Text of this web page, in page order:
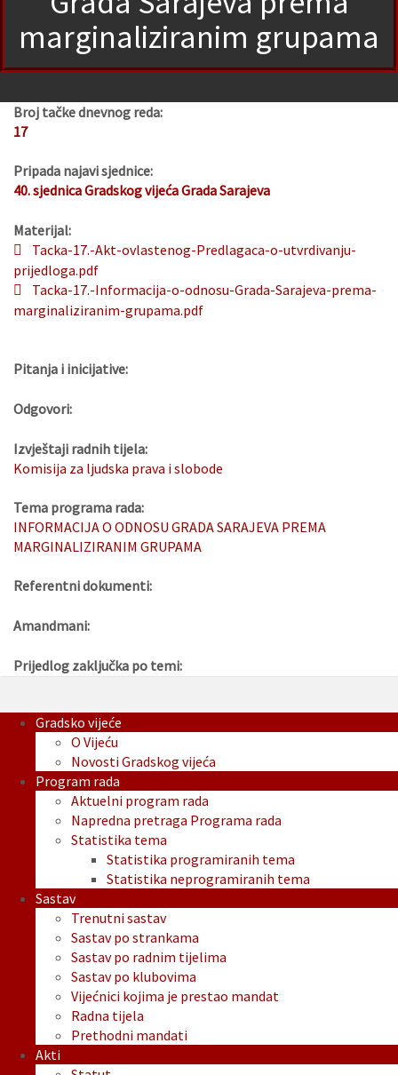
marginaliziranim grupama
Broj tačke dnevnog reda:
17
Pripada najavi sjednice:
40. sjednica Gradskog vijeća Grada Sarajeva
Materijal:
Tacka-17.-Akt-ovlastenog-Predlagaca-o-utvrdivanju-
prijedloga.pdf
Tacka-17.-Informacija-o-odnosu-Grada-Sarajeva-prema-
marginaliziranim-grupama.pdf
Pitanja i inicijative:
Odgovori:
Izvještaji radnih tijela:
Komisija za ljudska prava i slobode
Tema programa rada:
INFORMACIJA O ODNOSU GRADA SARAJEVA PREMA
MARGINALIZIRANIM GRUPAMA
Referentni dokumenti:
Amandmani:
Prijedlog zaključka po temi:
Gradsko vijeće
O Vijeću
Novosti Gradskog vijeća
Program rada
Aktuelni program rada
Napredna pretraga Programa rada
Statistika tema
Statistika programiranih tema
Statistika neprogramiranih tema
Sastav
Trenutni sastav
Sastav po strankama
Sastav po radnim tijelima
Sastav po klubovima
Vijećnici kojima je prestao mandat
Radna tijela
Prethodni mandati
Akti